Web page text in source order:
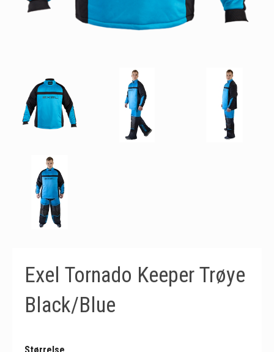
Exel Tornado Keeper Trøye
Black/Blue